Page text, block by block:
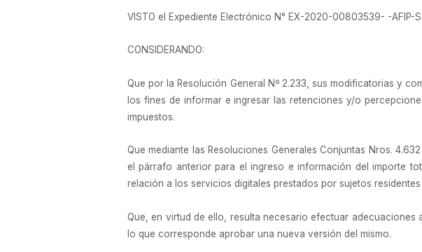
VISTO el Expediente Electrónico N° EX-2020-00803539- -AFIP-
CONSIDERANDO:
Que por la Resolución General Nº 2.233, sus modificatorias y
los fines de informar e ingresar las retenciones y/o
impuestos.
Que mediante las Resoluciones Generales Conjuntas Nros.
el párrafo anterior para el ingreso e información del importe
relación a los servicios digitales prestados por sujetos
Que, en virtud de ello, resulta necesario efectuar adecuaciones
lo que corresponde aprobar una nueva versión del mismo.